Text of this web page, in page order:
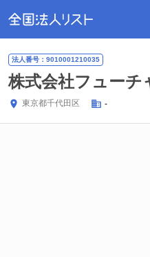
法人番号：9010001210035
株式会社フューチ
東京都千代田区 -